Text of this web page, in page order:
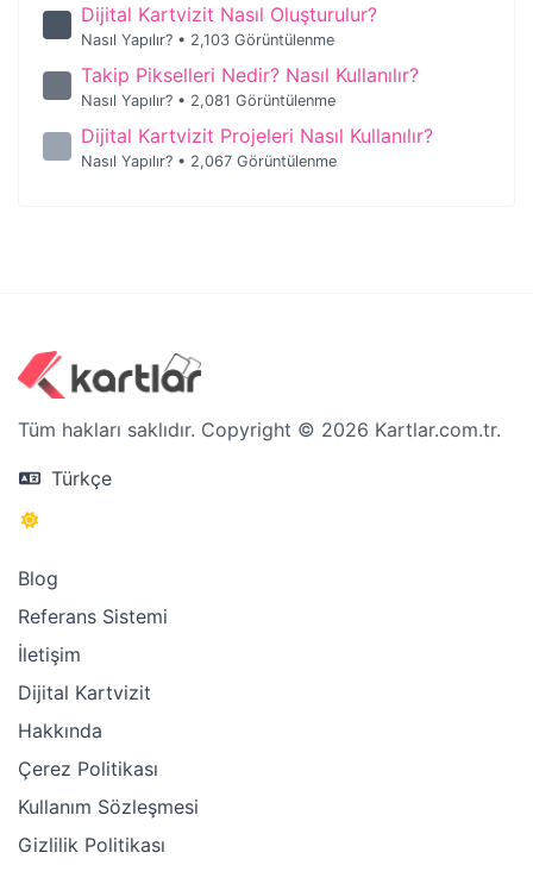
Dijital Kartvizit Nasıl Oluşturulur?
Nasıl Yapılır? • 2,103 Görüntülenme
Takip Pikselleri Nedir? Nasıl Kullanılır?
Nasıl Yapılır? • 2,081 Görüntülenme
Dijital Kartvizit Projeleri Nasıl Kullanılır?
Nasıl Yapılır? • 2,067 Görüntülenme
Tüm hakları saklıdır. Copyright © 2026 Kartlar.com.tr.
Türkçe
Blog
Referans Sistemi
İletişim
Dijital Kartvizit
Hakkında
Çerez Politikası
Kullanım Sözleşmesi
Gizlilik Politikası